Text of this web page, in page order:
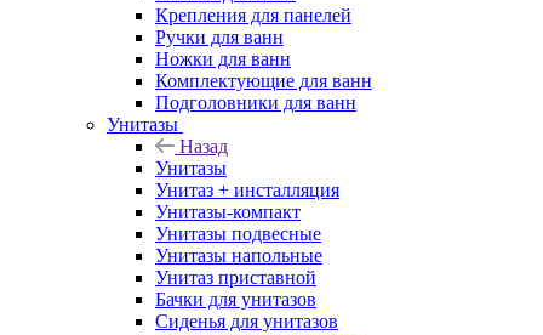
Крепления для панелей
Ручки для ванн
Ножки для ванн
Комплектующие для ванн
Подголовники для ванн
Унитазы
Назад
Унитазы
Унитаз + инсталляция
Унитазы-компакт
Унитазы подвесные
Унитазы напольные
Унитаз приставной
Бачки для унитазов
Сиденья для унитазов